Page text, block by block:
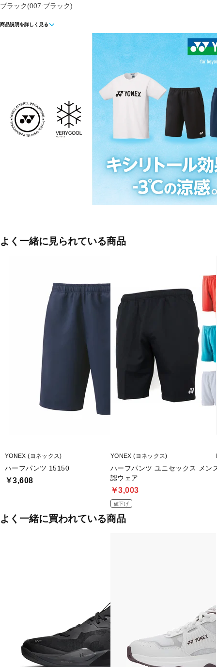
ブラック(007:ブラック)
■素材:再生ポリエステル
商品説明を詳しく見る
よく一緒に見られている商品
YONEX (ヨネックス)
ハーフパンツ 15150
￥3,608
YONEX (ヨネックス)
ハーフパンツ ユニセックス メン
認ウェア
￥3,003
値下げ
よく一緒に買われている商品